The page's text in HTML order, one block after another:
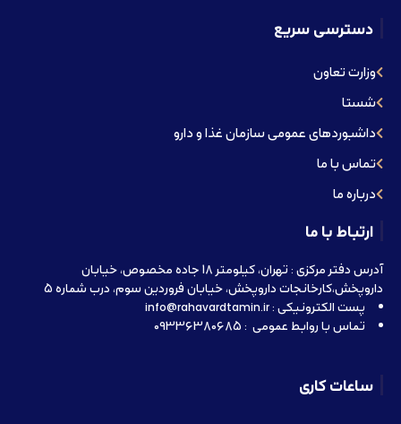
دسترسی سریع
وزارت تعاون
شستا
داشبوردهای عمومی سازمان غذا و دارو
تماس با ما
درباره ما
ارتباط با ما
آدرس دفتر مرکزی : تهران، کیلومتر 18 جاده مخصوص، خیابان
داروپخش،کارخانجات داروپخش، خیابان فروردین سوم، درب شماره 5
پست الکترونیکی : info@rahavardtamin.ir
تماس با روابط عمومی : 09336380685
ساعات کاری